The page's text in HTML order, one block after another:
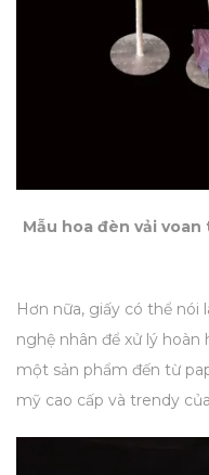
Mẫu hoa đèn vải
Hơn nữa, giấy có thể nói
nghệ nhân để xử lý hoàn
một sản phẩm đến từ
mỹ cao cấp và trendy